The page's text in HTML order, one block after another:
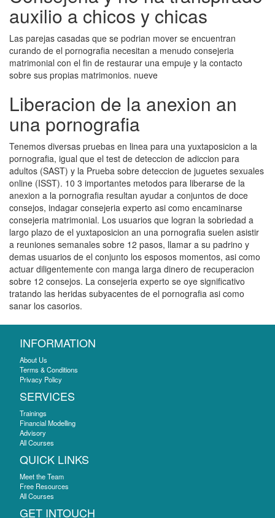
auxilio a chicos y chicas
Las parejas casadas que se podri­an mover se encuentran
curando de el pornografia necesitan a menudo consejeria
matrimonial con el fin de restaurar una empuje y la contacto
sobre sus propias matrimonios. nueve
Liberacion de la anexion an
una pornografia
Tenemos diversas pruebas en linea para una yuxtaposicion a la
pornografia, igual que el test de deteccion de adiccion para
adultos (SAST) y la Prueba sobre deteccion de juguetes sexuales
online (ISST). 10 3 importantes metodos para liberarse de la
anexion a la pornografia resultan ayudar a conjuntos de doce
consejos, indagar consejeria experto asi­ como encaminarse
consejeria matrimonial. Los usuarios que logran la sobriedad a
largo plazo de el yuxtaposicion an una pornografia suelen asistir
a reuniones semanales sobre 12 pasos, llamar a su padrino y
demas usuarios de el conjunto los esposos momentos, asi­ como
actuar diligentemente con manga larga dinero de recuperacion
sobre 12 consejos. La consejeria experto se oye significativo
tratando las heridas subyacentes de el pornografia asi­ como
sanar los casorios.
INFORMATION
About Us
Terms & Conditions
Privacy Policy
SERVICES
Trainings
Financial Modelling
Advisory
All Courses
QUICK LINKS
Meet the Team
Free Resources
All Courses
GET INTOUCH